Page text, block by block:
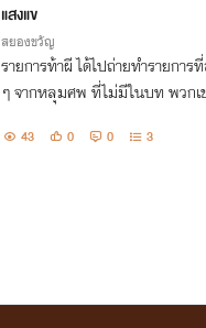
แสงแข
สยองขวัญ
รายการท้าผี ได้ไปถ่ายทำรายกา
ๆ จากหลุมศพ ที่ไม่มีในบท พวก
43 0 0 3